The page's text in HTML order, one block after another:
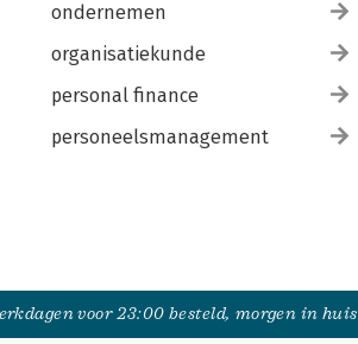
ondernemen
organisatiekunde
personal finance
personeelsmanagement
voor 23:00 besteld, morgen in huis